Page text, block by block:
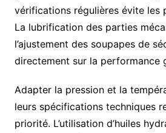
vérifications régulières évite les
La lubrification des parties
l’ajustement des soupapes de
directement sur la performance
Adapter la pression et la
leurs spécifications techniques
priorité. L’utilisation d’huiles